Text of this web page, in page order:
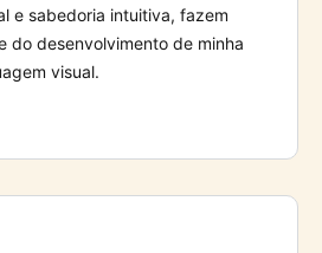
e sabedoria intuitiva, fazem
do desenvolvimento de minha
visual.